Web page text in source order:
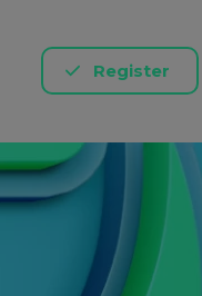
Register